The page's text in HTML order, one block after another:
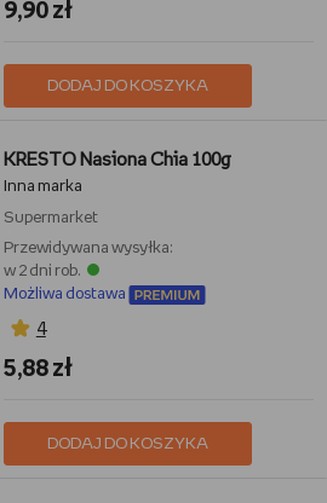
9,90 zł
DODAJ DO KOSZYKA
KRESTO Nasiona Chia 100g
Inna marka
Supermarket
Przewidywana wysyłka:
w 2 dni rob.
Możliwa dostawa
4
5,88 zł
DODAJ DO KOSZYKA